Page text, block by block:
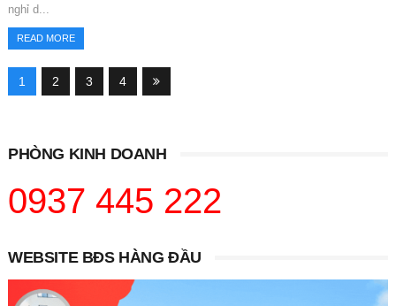
nghỉ d...
READ MORE
1 2 3 4
PHÒNG KINH DOANH
0937 445 222
WEBSITE BĐS HÀNG ĐẦU